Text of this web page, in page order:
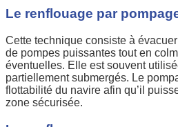
Le renflouage par
Cette technique consiste à
de pompes puissantes tout en
éventuelles. Elle est souvent
partiellement submergés. Le
flottabilité du navire afin qu’il
zone sécurisée.